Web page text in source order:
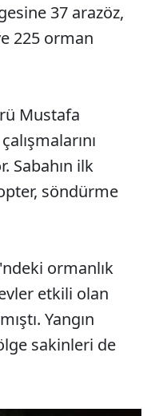
37 arazöz,
225 orman
Mustafa
Sabahın ilk
söndürme
ormanlık
etkili olan
Yangın
sakinleri de